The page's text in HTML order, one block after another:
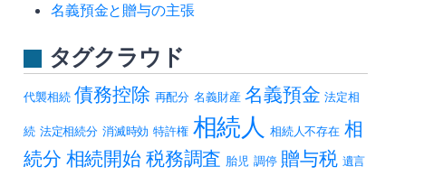
名義預金と贈与の主張
タグクラウド
代襲相続 債務控除 再配分 名義財産 名義預金 法定相
続 法定相続分 消滅時効 特許権 相続人 相続人不存在 相
続分 相続開始税務調査 胎児 調停 贈与税 遺言